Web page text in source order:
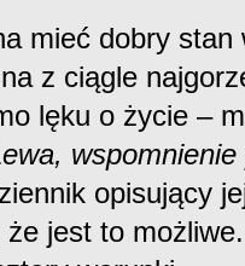
mieć dobry
z ciągle
lęku o życie –
wspomnienie
opisujący
jest to